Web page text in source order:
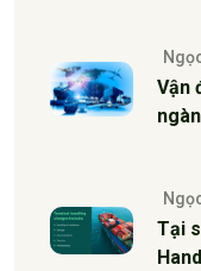
Vận
Tại